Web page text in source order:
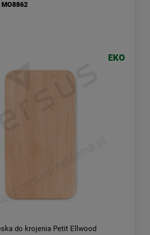
MO8862
do krojenia Petit Ellwood
EKO